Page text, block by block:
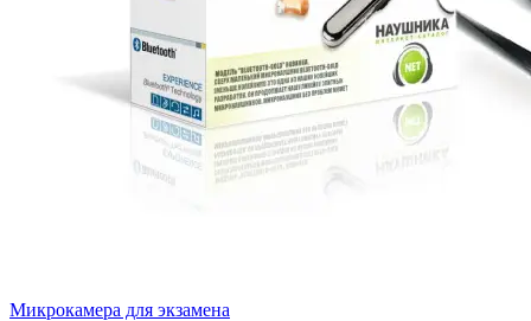
Микрокамера для экзамена